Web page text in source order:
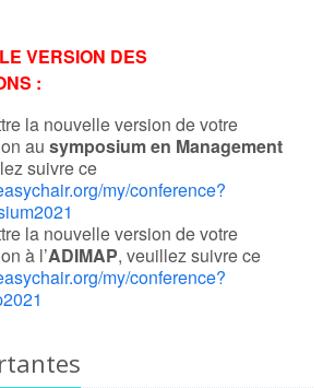
VERSION DES
:
la nouvelle version de votre
au symposium en Management
suivre ce
my/conference?
la nouvelle version de votre
à l’ADIMAP, veuillez suivre ce
my/conference?